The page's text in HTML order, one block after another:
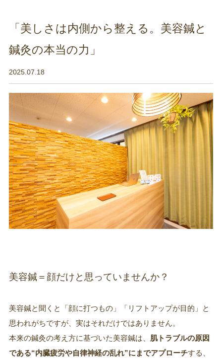
「美しさは内側から整える。美容鍼と
鍼灸の本当の力」
2025.07.18
美容鍼＝顔だけと思っていませんか？
美容鍼と聞くと「顔に打つもの」「リフトアップが目的」と
思われがちですが、実はそれだけではありません。
本来の鍼灸の考え方に基づいた美容鍼は、 肌トラブルの原因
である“内臓疲労や自律神経の乱れ”にまでアプローチする、